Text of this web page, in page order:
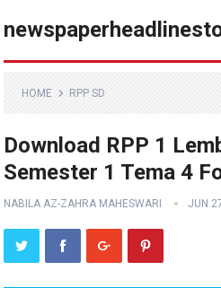
HOME RPP SD
Download RPP 1
Semester 1 Tema 4
NABILA AZ-ZAHRA MAHESWARI JUN